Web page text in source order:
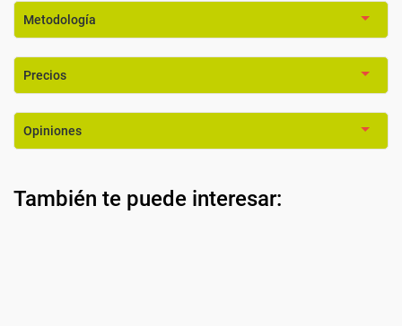
Metodología
Precios
Opiniones
También te puede interesar: